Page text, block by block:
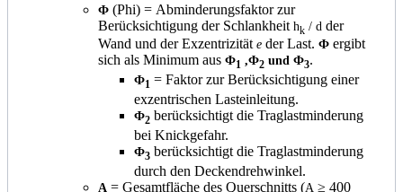
Ф (Phi) = Abminderungsfaktor zur
Berücksichtigung der Schlankheit hk / d der
Wand und der Exzentrizität e der Last. Ф ergibt
sich als Minimum aus Ф1 ,Ф2 und Ф3.
Ф1 = Faktor zur Berücksichtigung einer
exzentrischen Lasteinleitung.
Ф2 berücksichtigt die Traglastminderung
bei Knickgefahr.
Ф3 berücksichtigt die Traglastminderung
durch den Deckendrehwinkel.
A = Gesamtfläche des Querschnitts (A ≥ 400